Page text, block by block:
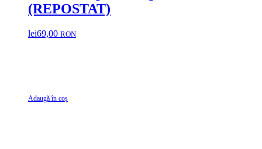
(REPOSTAT)
lei69,00 RON
Adaugă în coș